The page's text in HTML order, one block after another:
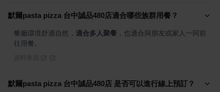
默爾pasta pizza 台中誠品480店適合哪些族群用餐？
餐廳環境舒適自然， 適合多人聚餐 ，也適合與朋友或家人一同前
往用餐。
默爾pasta pizza 台中誠品480店 是否可以進行線上預訂？